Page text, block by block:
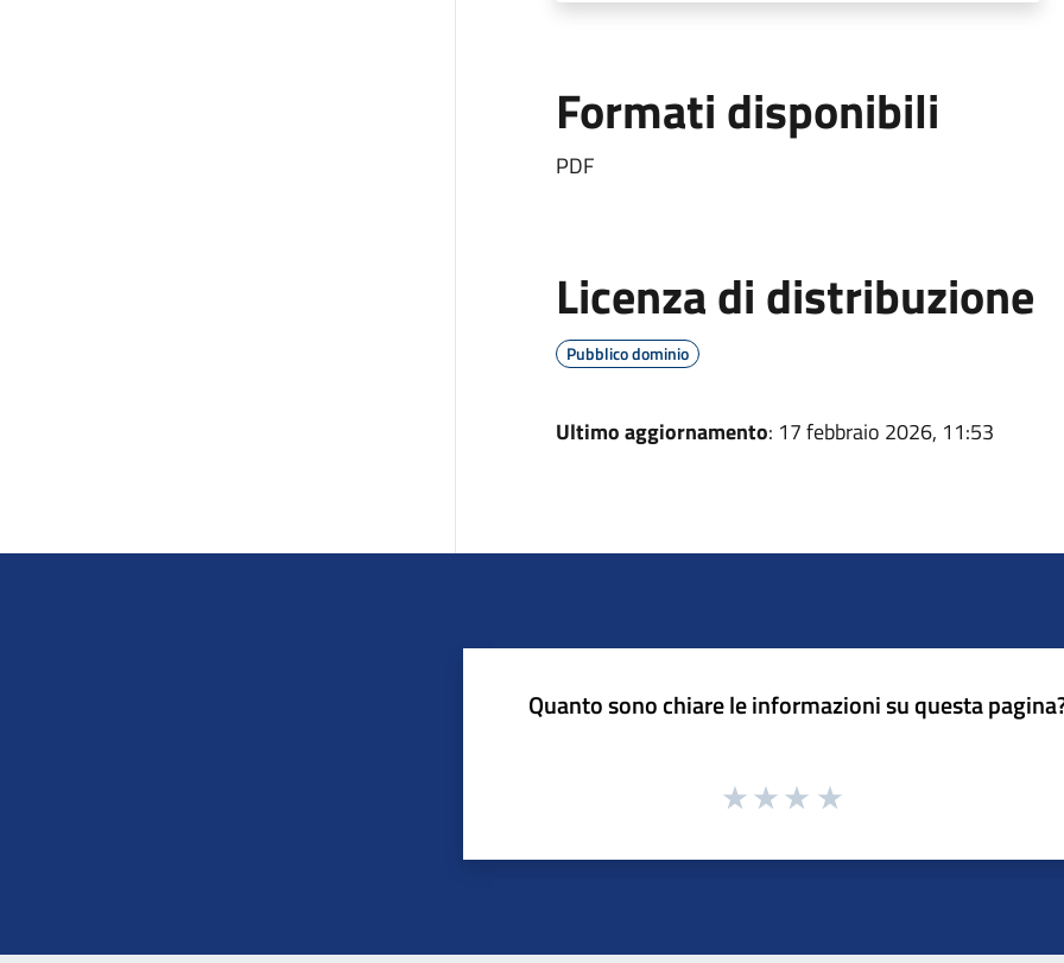
Formati disponibili
PDF
Licenza di distribuzione
Pubblico dominio
Ultimo aggiornamento: 17 febbraio 2026, 11:53
Quanto sono chiare le informazioni su questa